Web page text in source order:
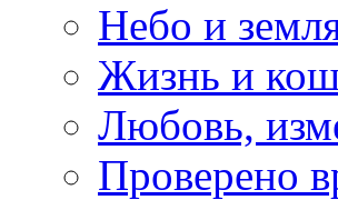
Небо и
Жизнь и
Любовь,
Проверено